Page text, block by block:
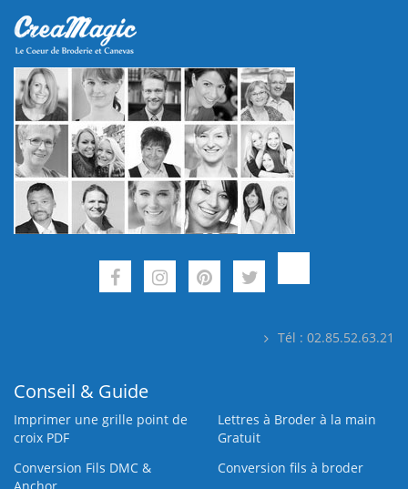
Tél : 02.85.52.63.21
Conseil & Guide
Imprimer une grille point de
croix PDF
Lettres à Broder à la main
Gratuit
Conversion Fils DMC &
Conversion fils à broder